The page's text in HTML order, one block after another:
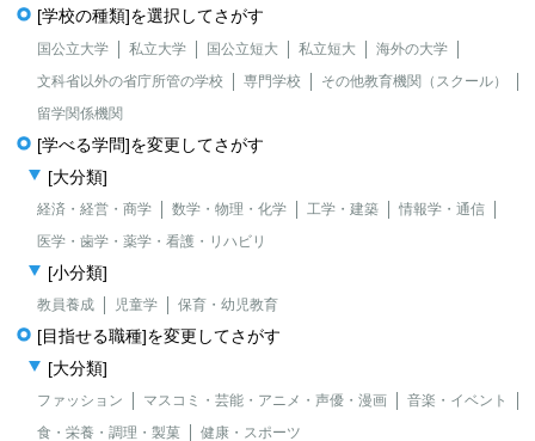
[学校の種類]を選択してさがす
国公立大学 私立大学 国公立短大 私立短大
海外の大学
文科省以外の省庁所管の学校
専門学校
その他教育機関（スクール）
留学関係機関
[学べる学問]を変更してさがす
[大分類]
経済・経営・商学 数学・物理・化学 工学・建築
情報学・通信
医学・歯学・薬学・看護・リハビリ
[小分類]
教員養成 児童学 保育・幼児教育
[目指せる職種]を変更してさがす
[大分類]
ファッション マスコミ・芸能・アニメ・声優・漫画
音楽・イベント
食・栄養・調理・製菓
健康・スポーツ